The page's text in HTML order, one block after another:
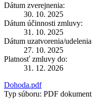
Dátum zverejnenia:
30. 10. 2025
Dátum účinnosti zmluvy:
31. 10. 2025
Dátum uzatvorenia/
27. 10. 2025
Platnosť zmluvy do:
31. 12. 2026
Dohoda.pdf
Typ súboru: PDF